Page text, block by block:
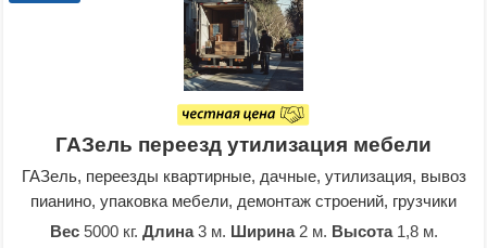
ГАЗель переезд утилизация мебели
ГАЗель, переезды квартирные, дачные, утилизация, вывоз
пианино, упаковка мебели, демонтаж строений, грузчики
Вес5000 кг. Длина3 м. Ширина2 м. Высота1,8 м.